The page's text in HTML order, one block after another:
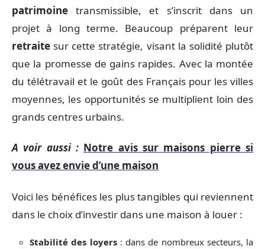
patrimoine transmissible, et s’inscrit dans un
projet à long terme. Beaucoup préparent leur
retraite sur cette stratégie, visant la solidité plutôt
que la promesse de gains rapides. Avec la montée
du télétravail et le goût des Français pour les villes
moyennes, les opportunités se multiplient loin des
grands centres urbains.
A voir aussi : Notre avis sur maisons pierre si
vous avez envie d’une maison
Voici les bénéfices les plus tangibles qui reviennent
dans le choix d’investir dans une maison à louer :
Stabilité des loyers: dans de nombreux secteurs, la